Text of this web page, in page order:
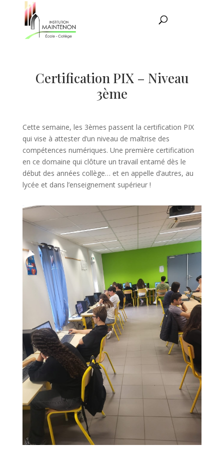
Certification PIX – Niveau
3ème
Cette semaine, les 3èmes passent la certification PIX
qui vise à attester d’un niveau de maîtrise des
compétences numériques. Une première certification
en ce domaine qui clôture un travail entamé dès le
début des années collège… et en appelle d’autres, au
lycée et dans l’enseignement supérieur !